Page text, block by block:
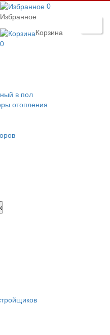
0
Избранное
0
Корзина
в пол
отопления